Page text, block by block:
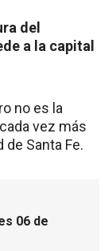
del
a la capital
no es la
vez más
Santa Fe.
06 de